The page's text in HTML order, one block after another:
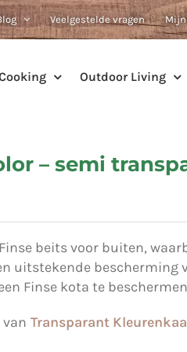
Veelgestelde vragen
Outdoor Living
– semi
beits voor buiten,
uitstekende
Finse kota te
Transparant